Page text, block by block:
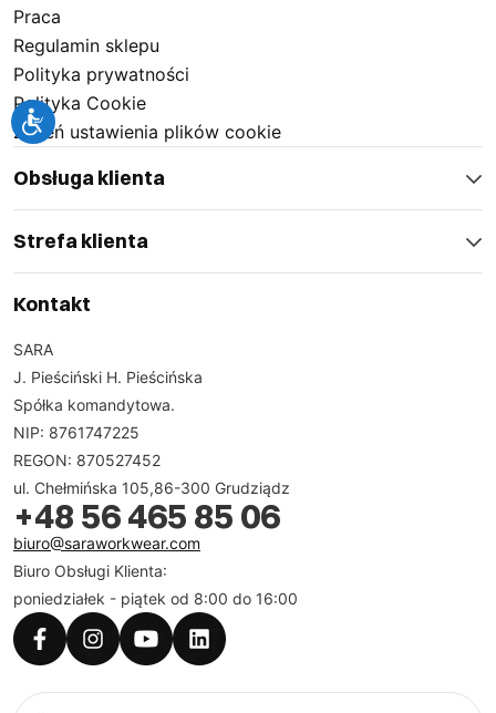
Praca
Regulamin sklepu
Polityka prywatności
Polityka Cookie
Zmień ustawienia plików cookie
Obsługa klienta
Strefa klienta
Kontakt
SARA
J. Pieściński H. Pieścińska
Spółka komandytowa.
NIP: 8761747225
REGON: 870527452
ul. Chełmińska 105,86-300 Grudziądz
+48 56 465 85 06
biuro@saraworkwear.com
Biuro Obsługi Klienta:
poniedziałek - piątek od 8:00 do 16:00